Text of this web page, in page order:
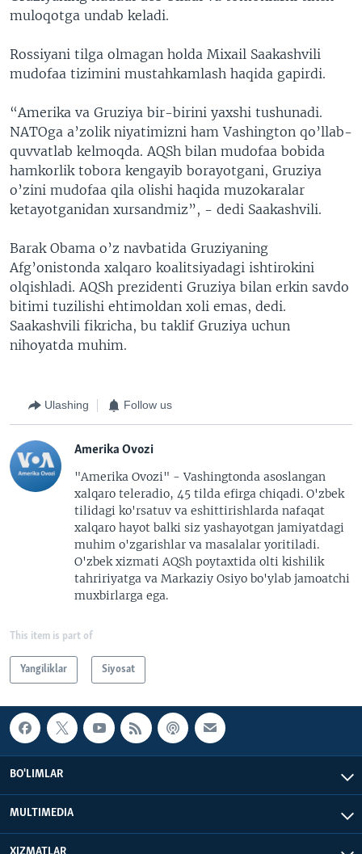
muloqotga undab keladi.
Rossiyani tilga olmagan holda Mixail Saakashvili
mudofaa tizimini mustahkamlash haqida gapirdi.
“Amerika va Gruziya bir-birini yaxshi tushunadi.
NATOga a’zolik niyatimizni ham Vashington qo’llab-
quvvatlab kelmoqda. AQSh bilan mudofaa bobida
hamkorlik tobora kengayib borayotgani, Gruziya
o’zini mudofaa qila olishi haqida muzokaralar
ketayotganidan xursandmiz”, - dedi Saakashvili.
Barak Obama o’z navbatida Gruziyaning
Afg’onistonda xalqaro koalitsiyadagi ishtirokini
olqishladi. AQSh prezidenti Gruziya bilan erkin savdo
bitimi tuzilishi ehtimoldan xoli emas, dedi.
Saakashvili fikricha, bu taklif Gruziya uchun
nihoyatda muhim.
Ulashing Follow us
Amerika Ovozi
"Amerika Ovozi" - Vashingtonda asoslangan
xalqaro teleradio, 45 tilda efirga chiqadi. O'zbek
tilidagi ko'rsatuv va eshittirishlarda nafaqat
xalqaro hayot balki siz yashayotgan jamiyatdagi
muhim o'zgarishlar va masalalar yoritiladi.
O'zbek xizmati AQSh poytaxtida olti kishilik
tahririyatga va Markaziy Osiyo bo'ylab jamoatchi
muxbirlarga ega.
This item is part of
Yangiliklar Siyosat
BO'LIMLAR
MULTIMEDIA